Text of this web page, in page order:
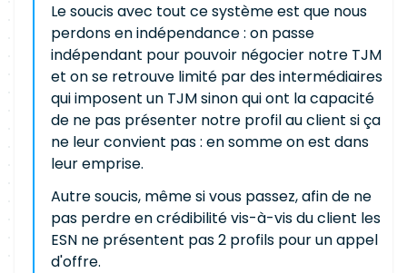
Le soucis avec tout ce système est que nous
perdons en indépendance : on passe
indépendant pour pouvoir négocier notre TJM
et on se retrouve limité par des intermédiaires
qui imposent un TJM sinon qui ont la capacité
de ne pas présenter notre profil au client si ça
ne leur convient pas : en somme on est dans
leur emprise.
Autre soucis, même si vous passez, afin de ne
pas perdre en crédibilité vis-à-vis du client les
ESN ne présentent pas 2 profils pour un appel
d'offre.